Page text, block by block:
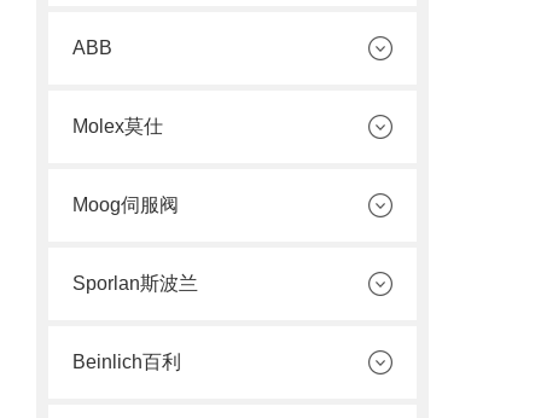
ABB
Molex莫仕
Moog伺服阀
Sporlan斯波兰
Beinlich百利